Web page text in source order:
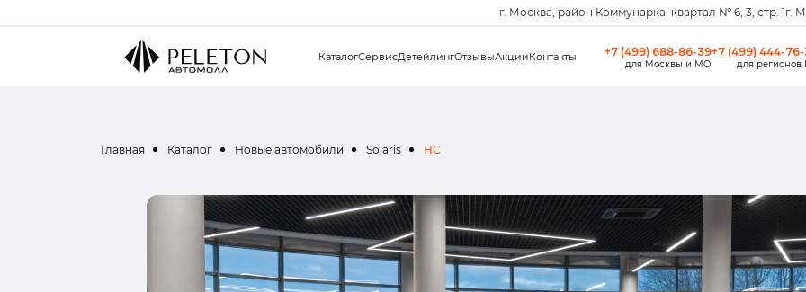
г. Москва, район Коммунарка, квартал № 6, 3, стр. 1г.
КаталогСервисДетейлингОтзывыАкцииКонтакты +7 (499) 688-86-39
для Москвы и МО
+7 (499) 444-
для регионов
Главная Каталог Новые автомобили Solaris HC